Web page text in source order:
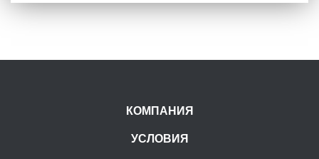
КОМПАНИЯ
УСЛОВИЯ